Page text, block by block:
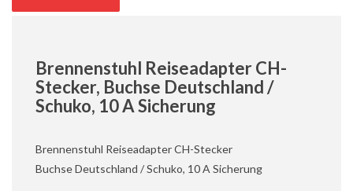
Brennenstuhl Reiseadapter CH-
Stecker, Buchse Deutschland /
Schuko, 10 A Sicherung
Brennenstuhl Reiseadapter CH-Stecker
Buchse Deutschland / Schuko, 10 A Sicherung